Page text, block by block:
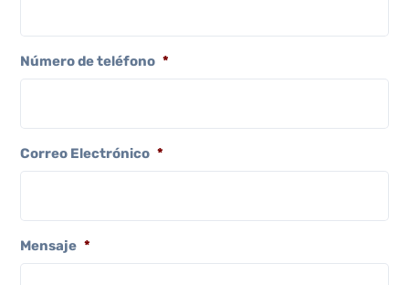
Número de teléfono *
Correo Electrónico *
Mensaje *